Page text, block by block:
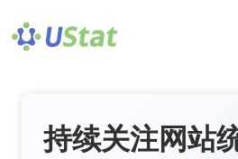
持续关注网站